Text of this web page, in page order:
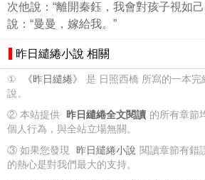
次他說：“離開秦鈺，我會對孩子視如
說：“曼曼，嫁給我。”
昨日繾綣小說 相關
① 《昨日繾綣》
是 日照西橋 所寫的一本
說。
② 本站提供
昨日繾綣全文閱讀 的所有章節
個人行為，與全站立場無關。
③ 如果您發現
昨日繾綣小說 閱讀章節有錯
的熱心是對我們最大的支持。